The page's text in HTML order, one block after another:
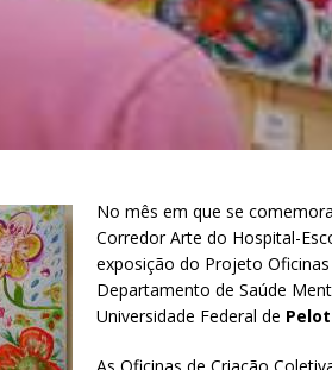
No mês em que se
Corredor Arte do Hospital-
exposição do Projeto
Departamento de Saúde
Universidade Federal de